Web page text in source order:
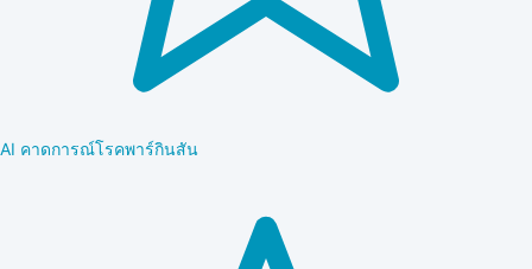
AI คาดการณ์โรคพาร์กินสัน